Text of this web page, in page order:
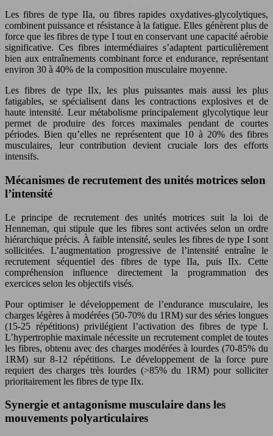
Les fibres de type IIa, ou fibres rapides oxydatives-glycolytiques,
combinent puissance et résistance à la fatigue. Elles génèrent plus de
force que les fibres de type I tout en conservant une capacité aérobie
significative. Ces fibres intermédiaires s’adaptent particulièrement
bien aux entraînements combinant force et endurance, représentant
environ 30 à 40% de la composition musculaire moyenne.
Les fibres de type IIx, les plus puissantes mais aussi les plus
fatigables, se spécialisent dans les contractions explosives et de
haute intensité. Leur métabolisme principalement glycolytique leur
permet de produire des forces maximales pendant de courtes
périodes. Bien qu’elles ne représentent que 10 à 20% des fibres
musculaires, leur contribution devient cruciale lors des efforts
intensifs.
Mécanismes de recrutement des unités motrices selon
l’intensité
Le principe de recrutement des unités motrices suit la loi de
Henneman, qui stipule que les fibres sont activées selon un ordre
hiérarchique précis. À faible intensité, seules les fibres de type I sont
sollicitées. L’augmentation progressive de l’intensité entraîne le
recrutement séquentiel des fibres de type IIa, puis IIx. Cette
compréhension influence directement la programmation des
exercices selon les objectifs visés.
Pour optimiser le développement de l’endurance musculaire, les
charges légères à modérées (50-70% du 1RM) sur des séries longues
(15-25 répétitions) privilégient l’activation des fibres de type I.
L’hypertrophie maximale nécessite un recrutement complet de toutes
les fibres, obtenu avec des charges modérées à lourdes (70-85% du
1RM) sur 8-12 répétitions. Le développement de la force pure
requiert des charges très lourdes (>85% du 1RM) pour solliciter
prioritairement les fibres de type IIx.
Synergie et antagonisme musculaire dans les
mouvements polyarticulaires